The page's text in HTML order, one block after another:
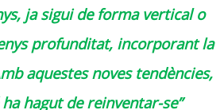
ja sigui de forma vertical o
profunditat, incorporant la
aquestes noves tendències,
hagut de reinventar-se”